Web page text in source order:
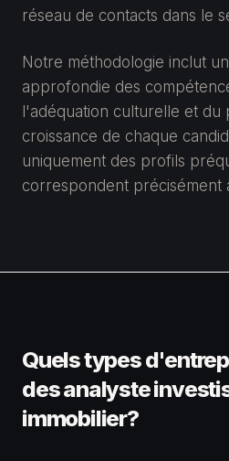
réseau de contacts dans le
Notre méthodologie inclut
approfondie des
l'adéquation culturelle et du
croissance de chaque
uniquement des profils
correspondent précisément
Quels types
des analyste
immobilier?